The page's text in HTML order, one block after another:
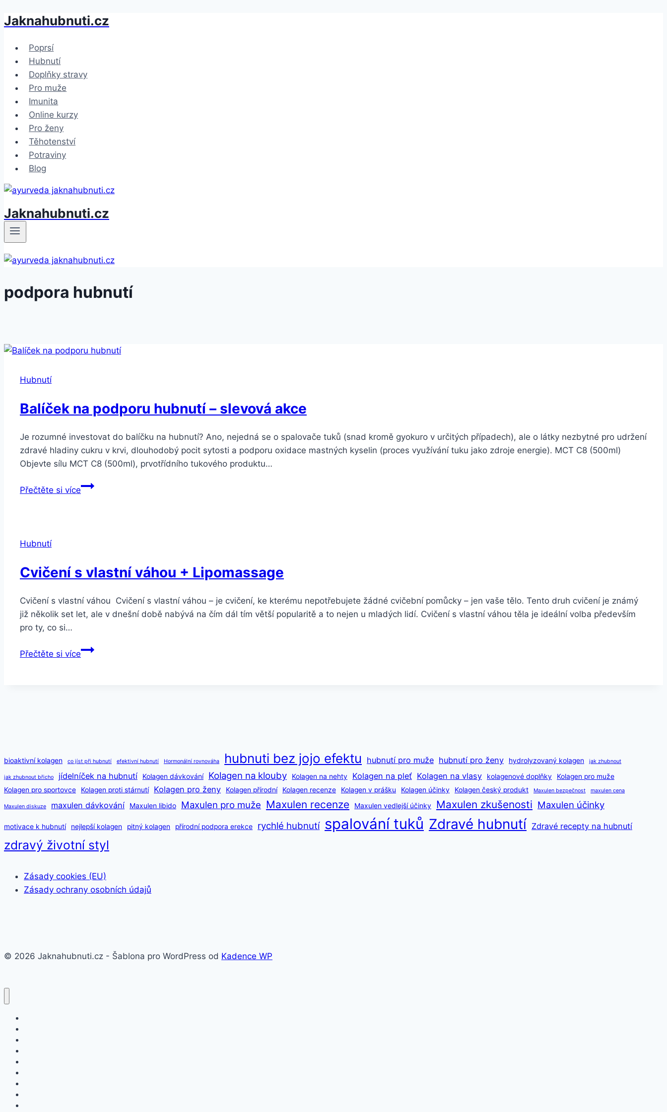
Přeskočit
obsah
Jaknahubnuti.cz
Poprsí
Hubnutí
Doplňky stravy
Pro muže
Imunita
Online kurzy
Pro ženy
Těhotenství
Potraviny
Blog
Jaknahubnuti.cz
podpora hubnutí
Hubnutí
Balíček na podporu hubnutí – slevová akce
Je rozumné investovat do balíčku na hubnutí? Ano, nejedná se o spalovače tuků (snad kromě gyokuro v určitých případech), ale o látky nezbytné pro udržení
zdravé hladiny cukru v krvi, dlouhodobý pocit sytosti a podporu oxidace mastných kyselin (proces využívání tuku jako zdroje energie). MCT C8 (500ml)
Objevte sílu MCT C8 (500ml), prvotřídního tukového produktu…
Přečtěte si víceBalíček
akce
Hubnutí
Cvičení s vlastní váhou + Lipomassage
Cvičení s vlastní váhou Cvičení s vlastní váhou – je cvičení, ke kterému nepotřebujete žádné cvičební pomůcky – jen vaše tělo. Tento druh cvičení je známý
již několik set let, ale v dnešní době nabývá na čím dál tím větší popularitě a to nejen u mladých lidí. Cvičení s vlastní váhou těla je ideální volba především
pro ty, co si…
Přečtěte si víceCvičení
bioaktivní kolagen co jíst při hubnutí efektivní hubnutí Hormonální rovnováha hubnuti bez jojo efektu hubnutí pro muže hubnutí pro ženy hydrolyzovaný kolagen jak zhubnout
jak zhubnout břicho jídelníček na hubnutí Kolagen dávkování Kolagen na klouby Kolagen na nehty Kolagen na pleť Kolagen na vlasy kolagenové doplňky
Kolagen pro muže
Kolagen pro sportovce
Kolagen proti stárnutí Kolagen pro ženy Kolagen přírodní Kolagen recenze Kolagen v prášku Kolagen účinky Kolagen český produkt Maxulen bezpečnost maxulen cena
Maxulen diskuze maxulen dávkování Maxulen libido Maxulen pro muže Maxulen recenze Maxulen vedlejší účinky Maxulen zkušenosti Maxulen účinky
motivace k hubnutí nejlepší kolagen pitný kolagen přírodní podpora erekce rychlé hubnutí spalování tuků Zdravé hubnutí Zdravé recepty na hubnutí
zdravý životní styl
Zásady cookies (EU)
Zásady ochrany osobních údajů
© 2026 Jaknahubnuti.cz - Šablona pro WordPress od Kadence WP